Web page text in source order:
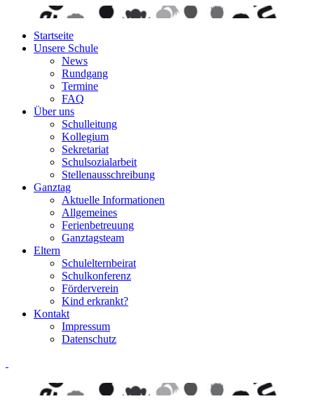
Startseite
Unsere Schule
News
Rundgang
Termine
FAQ
Über uns
Schulleitung
Kollegium
Sekretariat
Schulsozialarbeit
Stellenausschreibung
Ganztag
Aktuelle Informationen
Allgemeines
Ferienbetreuung
Ganztagsteam
Eltern
Schulelternbeirat
Schulkonferenz
Förderverein
Kind erkrankt?
Kontakt
Impressum
Datenschutz